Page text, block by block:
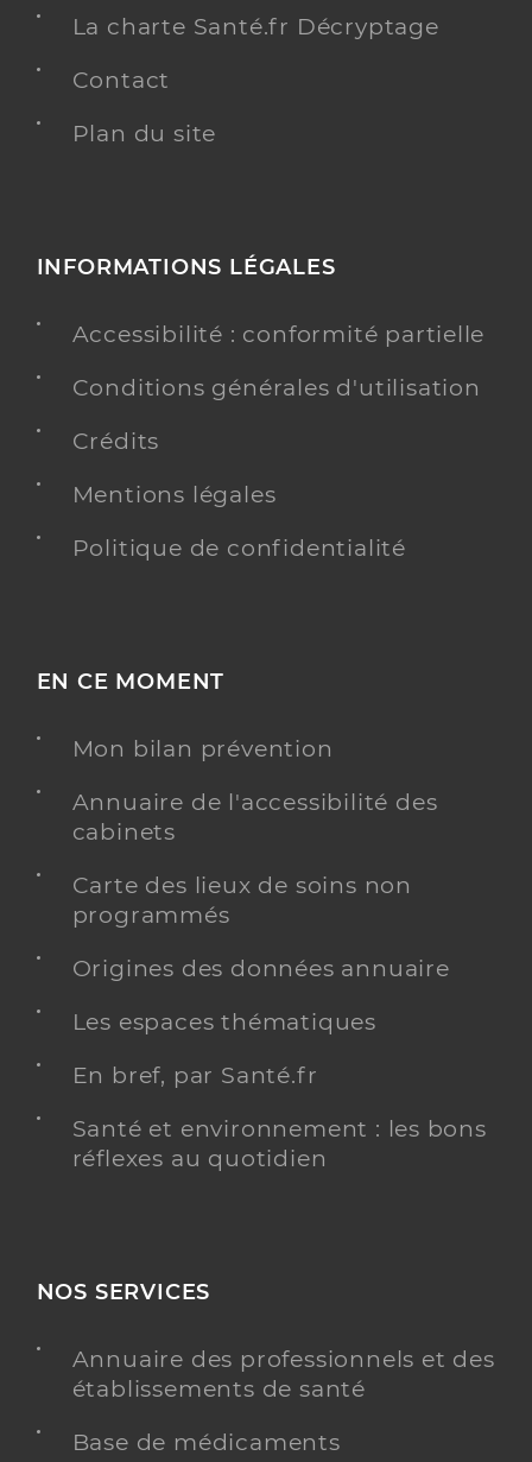
La charte Santé.fr Décryptage
Contact
Plan du site
INFORMATIONS LÉGALES
Accessibilité : conformité partielle
Conditions générales d'utilisation
Crédits
Mentions légales
Politique de confidentialité
EN CE MOMENT
Mon bilan prévention
Annuaire de l'accessibilité des
cabinets
Carte des lieux de soins non
programmés
Origines des données annuaire
Les espaces thématiques
En bref, par Santé.fr
Santé et environnement : les bons
réflexes au quotidien
NOS SERVICES
Annuaire des professionnels et des
établissements de santé
Base de médicaments